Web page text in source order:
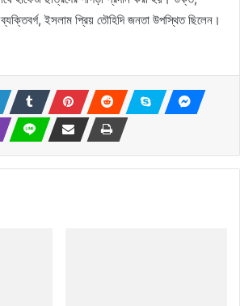
ইসলাম প্রিয় তৌহিদি জনতা উপস্থিত ছিলেন।